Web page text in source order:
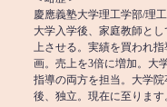
慶應義塾大学理工学部/理
大学入学後、家庭教師と
上させる。実績を買われ
画。売上を3倍に増加。大
指導の両方を担当。大学
後、独立。現在に至ります